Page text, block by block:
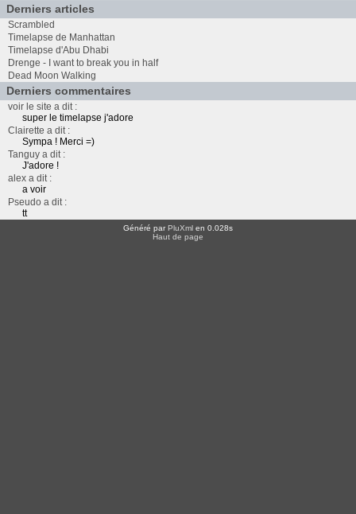
Derniers articles
Scrambled
Timelapse de Manhattan
Timelapse d'Abu Dhabi
Drenge - I want to break you in half
Dead Moon Walking
Derniers commentaires
voir le site a dit :
super le timelapse j'adore
Clairette a dit :
Sympa ! Merci =)
Tanguy a dit :
J'adore !
alex a dit :
a voir
Pseudo a dit :
tt
Généré parPluXml en 0.028s
Haut de page